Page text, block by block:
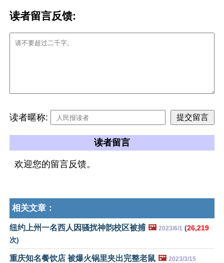
读者留言反馈:
读者暱称:
读者留言
欢迎您的留言反馈。
相关文章：
纽约上州一名西人因骚扰神韵校区被捕 🖼️ 2023/6/1 (26,219
次)
重庆知名餐饮店 被爆火锅里夹出完整老鼠 🖼️ 2023/3/15